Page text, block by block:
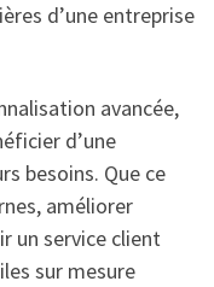
d’une entreprise
avancée,
d’une
besoins. Que ce
améliorer
un service client
sur mesure